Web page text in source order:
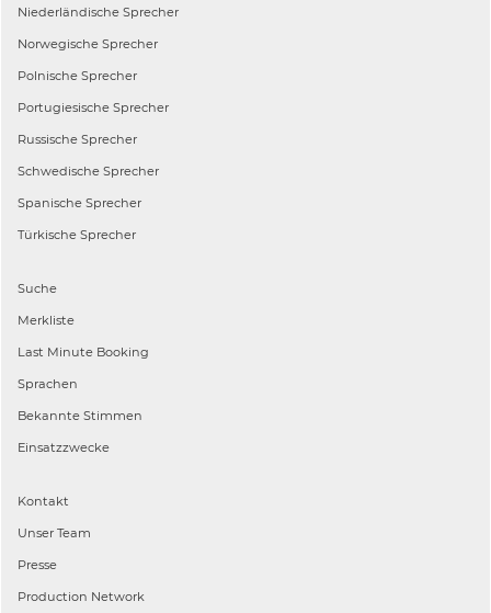
Niederländische Sprecher
Norwegische Sprecher
Polnische Sprecher
Portugiesische Sprecher
Russische Sprecher
Schwedische Sprecher
Spanische Sprecher
Türkische Sprecher
Suche
Merkliste
Last Minute Booking
Sprachen
Bekannte Stimmen
Einsatzzwecke
Kontakt
Unser Team
Presse
Production Network